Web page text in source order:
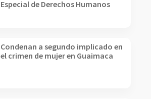
Especial de Derechos Humanos
Condenan a segundo implicado en
el crimen de mujer en Guaimaca